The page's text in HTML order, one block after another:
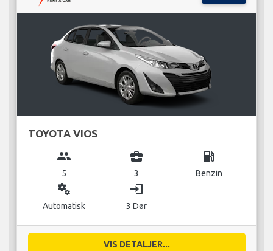
TOYOTA VIOS
group
5
business_center
3
local_gas_station
Benzin
miscellaneous_services
Automatisk
login
3 Dør
VIS DETALJER...